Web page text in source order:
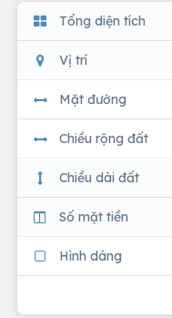
Tổng diện tích
Vị trí
Mặt đường
Chiều rộng đất
Chiều dài đất
Số mặt tiền
Hình dáng